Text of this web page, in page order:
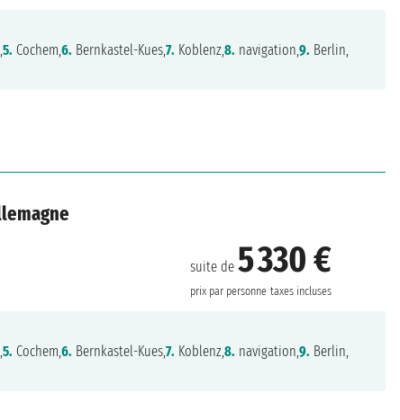
5. Cochem,6. Bernkastel-Kues,7. Koblenz,8. navigation,9. Berlin,
suite de5 330 €
prix par personne taxes incluses
5. Cochem,6. Bernkastel-Kues,7. Koblenz,8. navigation,9. Berlin,